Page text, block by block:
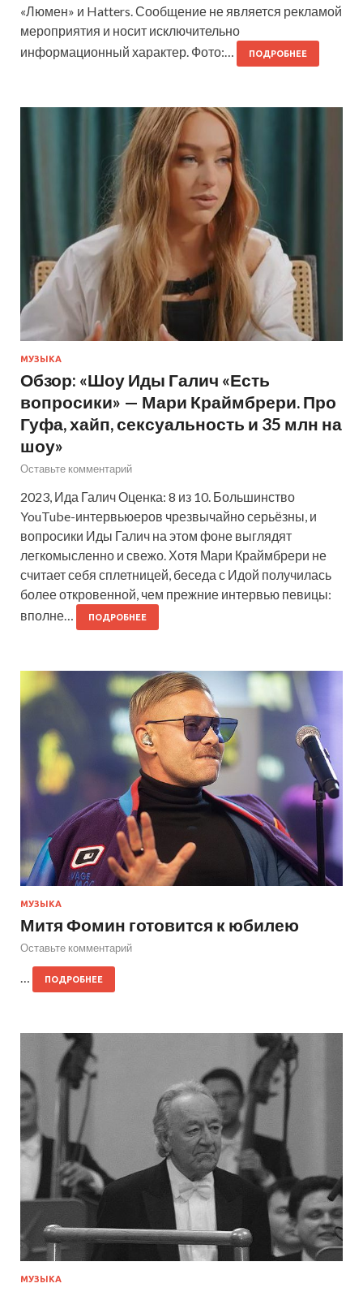
«Люмен» и Hatters. Сообщение не является рекламой
мероприятия и носит исключительно
информационный характер. Фото:…
ПОДРОБНЕЕ
МУЗЫКА
Обзор: «Шоу Иды Галич «Есть
вопросики» — Мари Краймбрери. Про
Гуфа, хайп, сексуальность и 35 млн на
шоу»
Оставьте комментарий
2023, Ида Галич Оценка: 8 из 10. Большинство
YouTube-интервьюеров чрезвычайно серьёзны, и
вопросики Иды Галич на этом фоне выглядят
легкомысленно и свежо. Хотя Мари Краймбрери не
считает себя сплетницей, беседа с Идой получилась
более откровенной, чем прежние интервью певицы:
вполне…
ПОДРОБНЕЕ
МУЗЫКА
Митя Фомин готовится к юбилею
Оставьте комментарий
… ПОДРОБНЕЕ
МУЗЫКА